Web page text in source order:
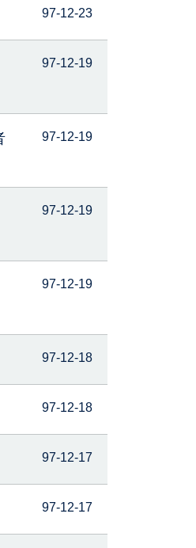
97-12-23
97-12-19
97-12-19
97-12-19
97-12-19
97-12-18
97-12-18
97-12-17
97-12-17